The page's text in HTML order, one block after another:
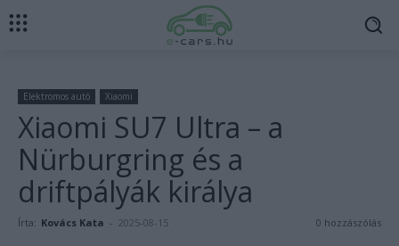
Elektromos autó Xiaomi
Xiaomi SU7 Ultra – a
Nürburgring és a
driftpályák királya
Írta: Kovács Kata - 2025-08-15 0 hozzászólás